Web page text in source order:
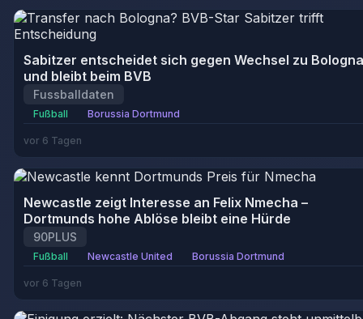
Sabitzer entscheidet sich gegen Wechsel zu Bologna
und bleibt beim BVB
Fussballdaten
Fußball Borussia Dortmund
vor 6 Tagen
Newcastle zeigt Interesse an Felix Nmecha –
Dortmunds hohe Ablöse bleibt eine Hürde
90PLUS
Fußball Newcastle United Borussia Dortmund
vor 6 Tagen